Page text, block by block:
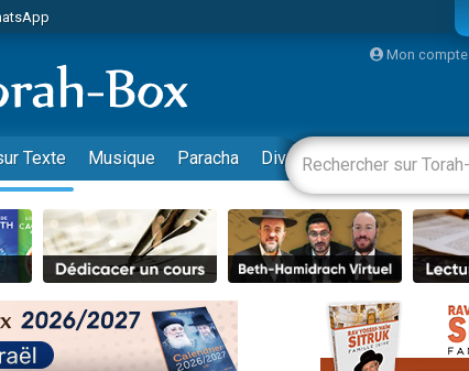
jours de vacances aux Orphelins
80 ans, dans un appartement insalubre
Sauvez la jambe de Yohan
Zoom
Mon compte
Texte Musique Paracha Divertissements Livres